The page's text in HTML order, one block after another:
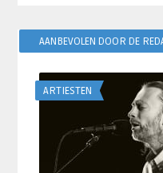
AANBEVOLEN DOOR DE
ARTIESTEN